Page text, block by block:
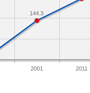
2001 2011
144.3